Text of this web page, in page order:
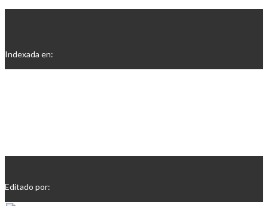
Indexada en:
Editado por: